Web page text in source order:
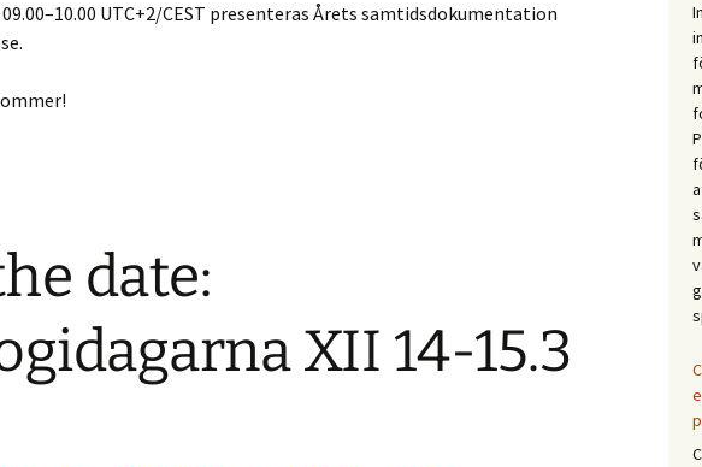
UTC+2/CEST presenteras Årets samtidsdokumentation
date:
XII 14-15.3